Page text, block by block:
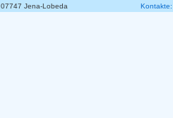
07747 Jena-Lobeda